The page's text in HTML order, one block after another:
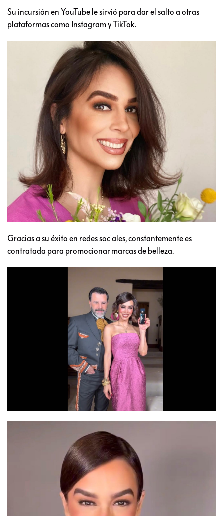
Su incursión en YouTube le sirvió para dar el salto a otras
plataformas como Instagram y TikTok.
Gracias a su éxito en redes sociales, constantemente es
contratada para promocionar marcas de belleza.